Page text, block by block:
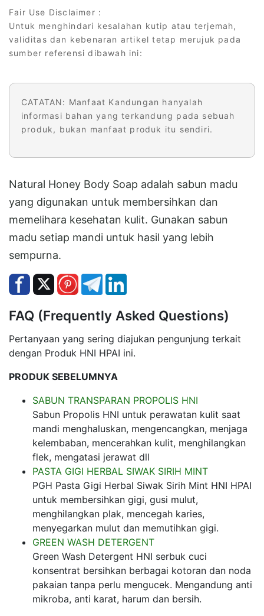
Fair Use Disclaimer :
Untuk menghindari kesalahan kutip atau terjemah,
validitas dan kebenaran artikel tetap merujuk pada
sumber referensi dibawah ini:
CATATAN: Manfaat Kandungan hanyalah
informasi bahan yang terkandung pada sebuah
produk, bukan manfaat produk itu sendiri.
Natural Honey Body Soap adalah sabun madu
yang digunakan untuk membersihkan dan
memelihara kesehatan kulit. Gunakan sabun
madu setiap mandi untuk hasil yang lebih
sempurna.
FAQ (Frequently Asked Questions)
Pertanyaan yang sering diajukan pengunjung terkait
dengan Produk HNI HPAI ini.
PRODUK SEBELUMNYA
SABUN TRANSPARAN PROPOLIS HNI
Sabun Propolis HNI untuk perawatan kulit saat
mandi menghaluskan, mengencangkan, menjaga
kelembaban, mencerahkan kulit, menghilangkan
flek, mengatasi jerawat dll
PASTA GIGI HERBAL SIWAK SIRIH MINT
PGH Pasta Gigi Herbal Siwak Sirih Mint HNI HPAI
untuk membersihkan gigi, gusi mulut,
menghilangkan plak, mencegah karies,
menyegarkan mulut dan memutihkan gigi.
GREEN WASH DETERGENT
Green Wash Detergent HNI serbuk cuci
konsentrat bersihkan berbagai kotoran dan noda
pakaian tanpa perlu mengucek. Mengandung anti
mikroba, anti karat, harum dan bersih.